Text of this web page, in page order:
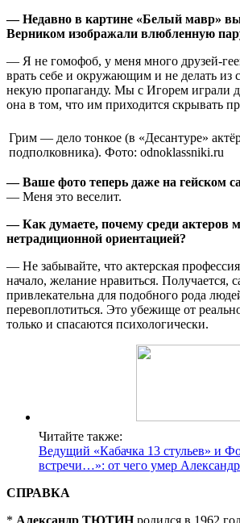
— Недавно в картине «Белый мавр»
Верником изображали влюбленную
— Я не гомофоб, у меня много друзей-
врать себе и окружающим и не делать из
некую пропаганду. Мы с Игорем играли
она в том, что им приходится скрывать
Грим — дело тонкое (в «Десантуре»
подполковника). Фото: odnoklassniki.ru
— Ваше фото теперь даже на гейском
— Меня это веселит.
— Как думаете, почему среди актеров
нетрадиционной ориентацией?
— Не забывайте, что актерская
начало, желание нравиться. Получается,
привлекательна для подобного рода
перевоплотиться. Это убежище от
только и спасаются психологически.
Читайте также:
Ведущий «Кабачка 13 стульев» и
встречи…»: от чего умер
СПРАВКА
* Александр ТЮТИНродился в 1962